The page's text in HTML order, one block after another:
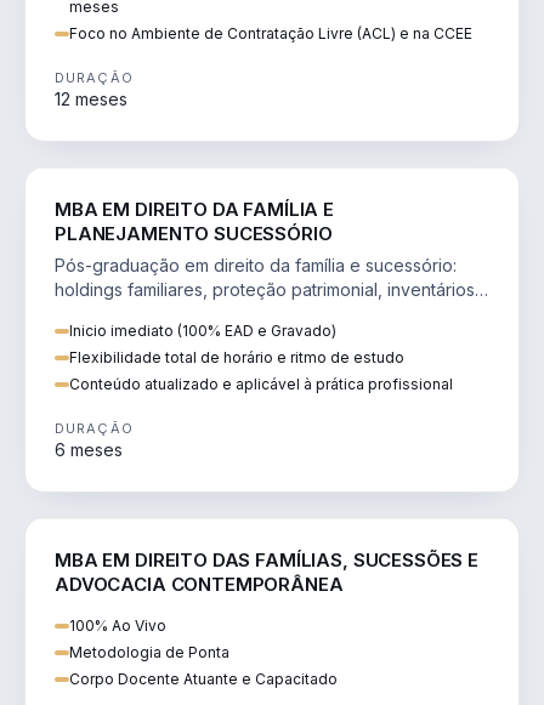
meses
Foco no Ambiente de Contratação Livre (ACL) e na CCEE
DURAÇÃO
12 meses
MBA EM DIREITO DA FAMÍLIA E
PLANEJAMENTO SUCESSÓRIO
Pós-graduação em direito da família e sucessório:
holdings familiares, proteção patrimonial, inventários
Inicio imediato (100% EAD e Gravado)
Flexibilidade total de horário e ritmo de estudo
Conteúdo atualizado e aplicável à prática profissional
DURAÇÃO
6 meses
MBA EM DIREITO DAS FAMÍLIAS, SUCESSÕES E
ADVOCACIA CONTEMPORÂNEA
100% Ao Vivo
Metodologia de Ponta
Corpo Docente Atuante e Capacitado